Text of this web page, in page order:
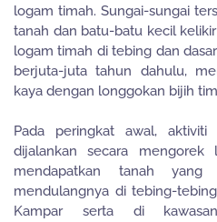
logam timah. Sungai-sungai
tanah dan batu-batu kecil
logam timah di tebing dan
berjuta-juta tahun dahulu,
kaya dengan longgokan bijih
Pada peringkat awal,
dijalankan secara
mendapatkan tanah
mendulangnya di tebing-
Kampar serta di